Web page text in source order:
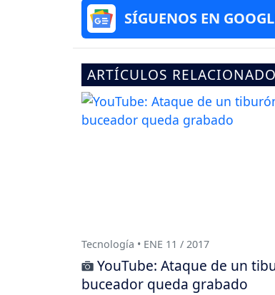
SÍGUENOS EN
ARTÍCULOS
Tecnología • ENE 11 / 2017
YouTube: Ataque de un
buceador queda grabado